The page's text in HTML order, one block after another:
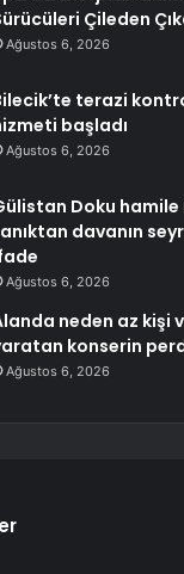
Çileden
Ağustos 6, 2026
terazi
başladı
Ağustos 6, 2026
Doku hamile
davanın
Ağustos 6, 2026
neden az kişi
konserin
Ağustos 6, 2026